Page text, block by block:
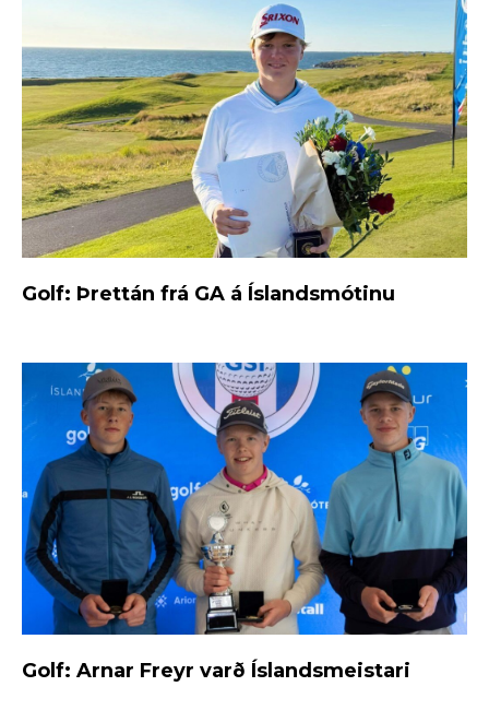
Golf: Þrettán frá GA á Íslandsmótinu
Golf: Arnar Freyr varð Íslandsmeistari